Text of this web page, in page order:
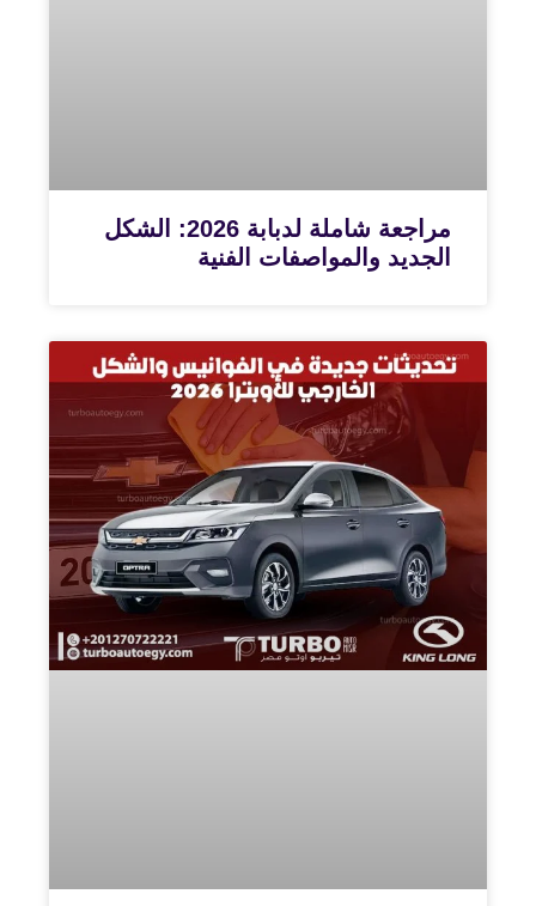
مراجعة شاملة لدبابة 2026: الشكل
الجديد والمواصفات الفنية